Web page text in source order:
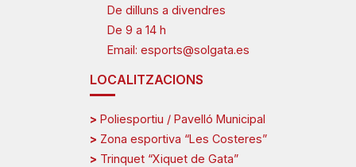
De dilluns a divendres
De 9 a 14 h
Email: esports@solgata.es
LOCALITZACIONS
> Poliesportiu / Pavelló Municipal
> Zona esportiva “Les Costeres”
> Trinquet “Xiquet de Gata”